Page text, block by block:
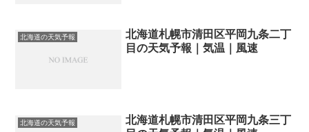
北海道の天気予報
北海道札幌市清田区平岡九条二丁
目の天気予報｜気温｜風速
北海道の天気予報
北海道札幌市清田区平岡九条三丁